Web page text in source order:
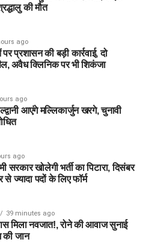
की मौत
ago
प्रशासन की बड़ी कार्रवाई, दो
अवैध क्लिनिक पर भी शिकंजा
ago
आएंगे मल्लिकार्जुन खरगे, चुनावी
ago
सरकार खोलेगी भर्ती का पिटारा, दिसंबर
ज्यादा पदों के लिए फॉर्म
39 minutes ago
मिला नवजात!, रोने की आवाज सुनाई
की जान